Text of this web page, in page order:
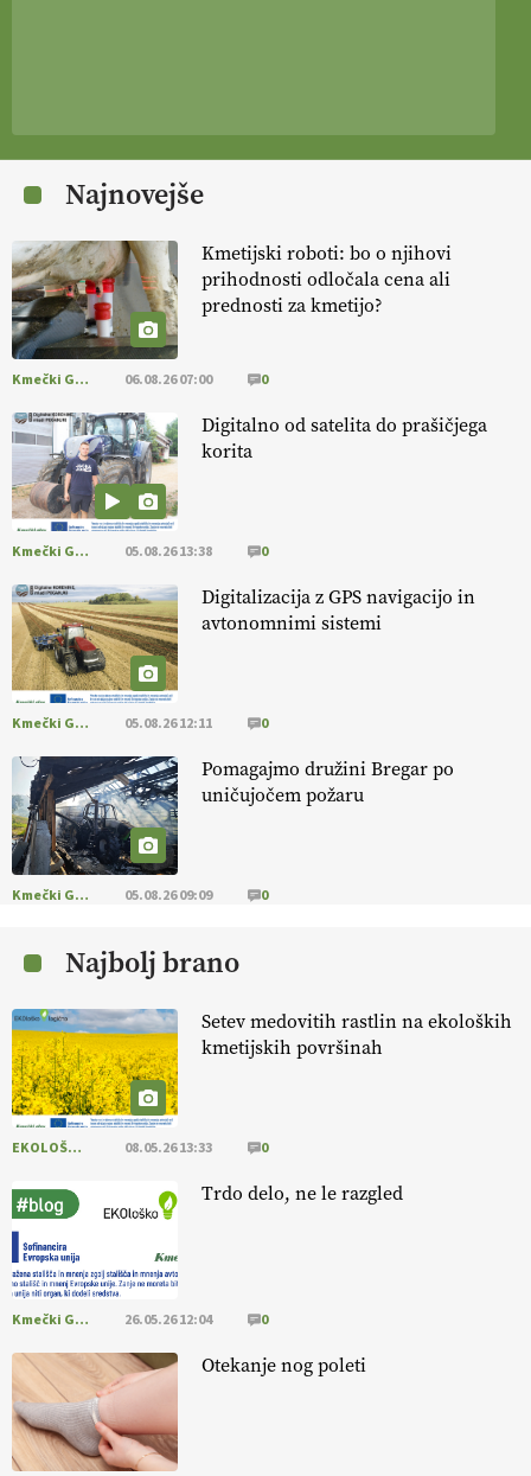
Najnovejše
Kmetijski roboti: bo o njihovi
prihodnosti odločala cena ali
prednosti za kmetijo?
Kmečki Glas 06.08.26 07:00 0
Digitalno od satelita do prašičjega
korita
Kmečki Glas 05.08.26 13:38 0
Digitalizacija z GPS navigacijo in
avtonomnimi sistemi
Kmečki Glas 05.08.26 12:11 0
Pomagajmo družini Bregar po
uničujočem požaru
Kmečki Glas 05.08.26 09:09 0
Najbolj brano
Setev medovitih rastlin na ekoloških
kmetijskih površinah
EKOLOŠKO LOGIČNO 08.05.26 13:33 0
Trdo delo, ne le razgled
Kmečki Glas 26.05.26 12:04 0
Otekanje nog poleti